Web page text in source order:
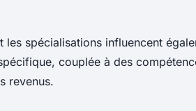
les spécialisations influencent
couplée à des
revenus.